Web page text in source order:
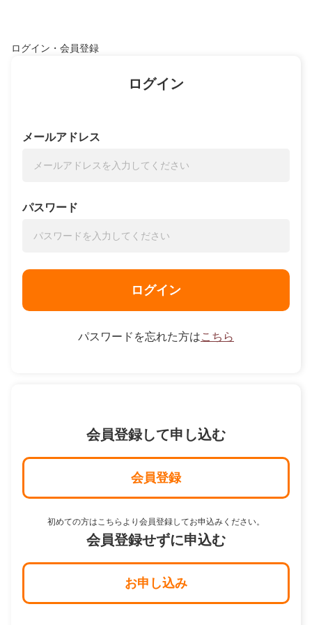
ログイン・会員登録
ログイン
メールアドレス
パスワード
ログイン
パスワードを忘れた方はこちら
会員登録して申し込む
会員登録
初めての方はこちらより会員登録してお申込みください。
会員登録せずに申込む
お申し込み